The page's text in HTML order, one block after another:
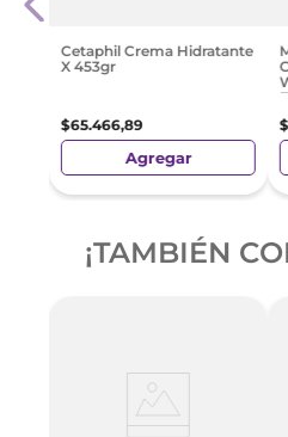
Cetaphil Crema Hidratante
X 453gr
$65.466,89
Agregar
$
¡TAMBIÉN